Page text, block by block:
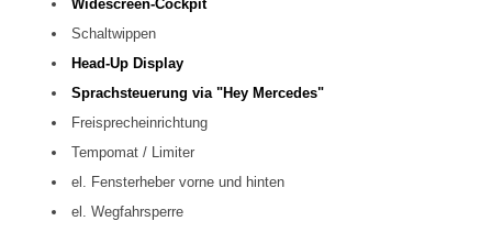
Widescreen-Cockpit
Schaltwippen
Head-Up Display
Sprachsteuerung via "Hey Mercedes"
Freisprecheinrichtung
Tempomat / Limiter
el. Fensterheber vorne und hinten
el. Wegfahrsperre